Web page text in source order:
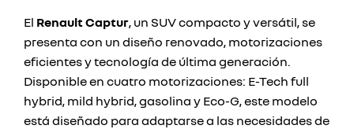
El Renault Captur, un SUV compacto y versátil, se
presenta con un diseño renovado, motorizaciones
eficientes y tecnología de última generación.
Disponible en cuatro motorizaciones: E-Tech full
hybrid, mild hybrid, gasolina y Eco-G, este modelo
está diseñado para adaptarse a las necesidades de